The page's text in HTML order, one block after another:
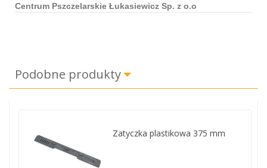
Centrum Pszczelarskie Łukasiewicz Sp. z o.o
Podobne produkty
Zatyczka plastikowa 375 mm